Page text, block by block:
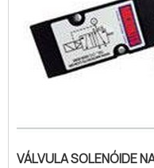
VÁLVULA SOLENÓIDE